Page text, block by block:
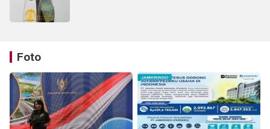
Foto